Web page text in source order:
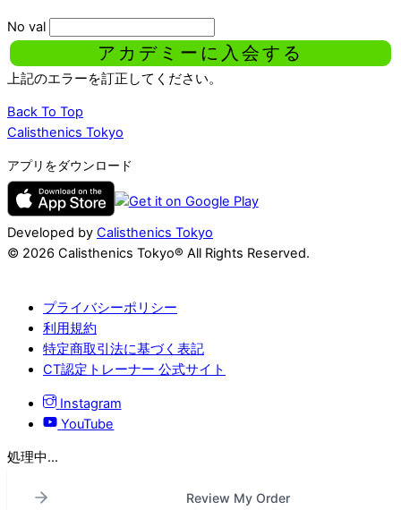
No val
上記のエラーを訂正してください。
Back To Top
Calisthenics Tokyo
アプリをダウンロード
Developed by Calisthenics Tokyo
© 2026 Calisthenics Tokyo® All Rights Reserved.
プライバシーポリシー
利用規約
特定商取引法に基づく表記
CT認定トレーナー 公式サイト
Instagram
YouTube
処理中...
Review My Order